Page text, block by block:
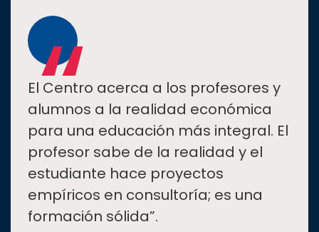
“
El Centro acerca a los profesores y
alumnos a la realidad económica
para una educación más integral. El
profesor sabe de la realidad y el
estudiante hace proyectos
empíricos en consultoría; es una
formación sólida”.